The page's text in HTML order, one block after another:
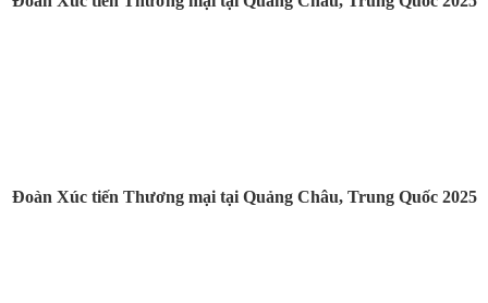
Đoàn Xúc tiến Thương mại tại Quảng Châu, Trung Quốc 2025